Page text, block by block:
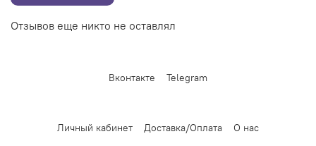
Отзывов еще никто не оставлял
Вконтакте Telegram
Личный кабинет Доставка/Оплата О нас